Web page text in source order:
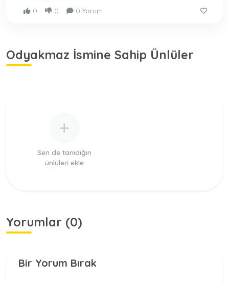
0 0 0 Yorum
Odyakmaz İsmine Sahip Ünlüler
Sen de tanıdığın
ünlüleri ekle
Yorumlar (0)
Bir Yorum Bırak